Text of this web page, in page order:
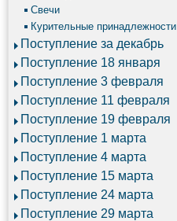
Свечи
Курительные принадлежности
Поступление за декабрь
Поступление 18 января
Поступление 3 февраля
Поступление 11 февраля
Поступление 19 февраля
Поступление 1 марта
Поступление 4 марта
Поступление 15 марта
Поступление 24 марта
Поступление 29 марта